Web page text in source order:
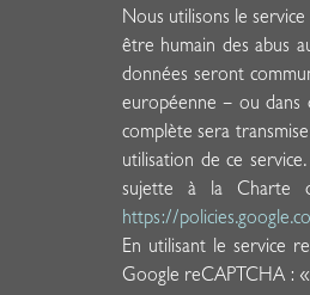
Nous utilisons le
être humain des abus
données seront
européenne – ou dans
complète sera
utilisation de ce
sujette à la Charte
https://
En utilisant le service
Google reCAPTCHA :